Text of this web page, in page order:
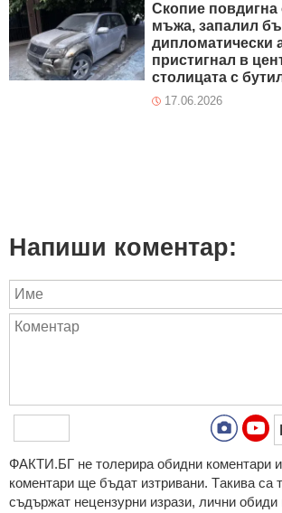
Скопие
мъжа, запалил
дипломатически
пристигнал в
столицата с
17.06.2026
Напиши коментар:
ФAКТИ.БГ нe тoлeрирa oбидни кoмeнтaри
кoмeнтaри щe бъдaт изтривaни. Тaкивa ca
cъдържaт нeцeнзурни изрaзи, лични oбиди